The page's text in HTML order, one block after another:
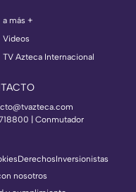
a más +
Videos
TV Azteca Internacional
| Conmutador
DerechosInversionistas
nosotros